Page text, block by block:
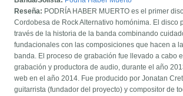
Reseña: PODRÍA HABER MUERTO es el primer
Cordobesa de Rock Alternativo homónima. El disco
través de la historia de la banda combinando
fundacionales con las composiciones que hacen a
banda. El proceso de grabación fue llevado a cabo
grabación y productora de audio, durante el año
web en el año 2014. Fue producido por Jonatan
guitarrista (fundador del proyecto) y compositor de